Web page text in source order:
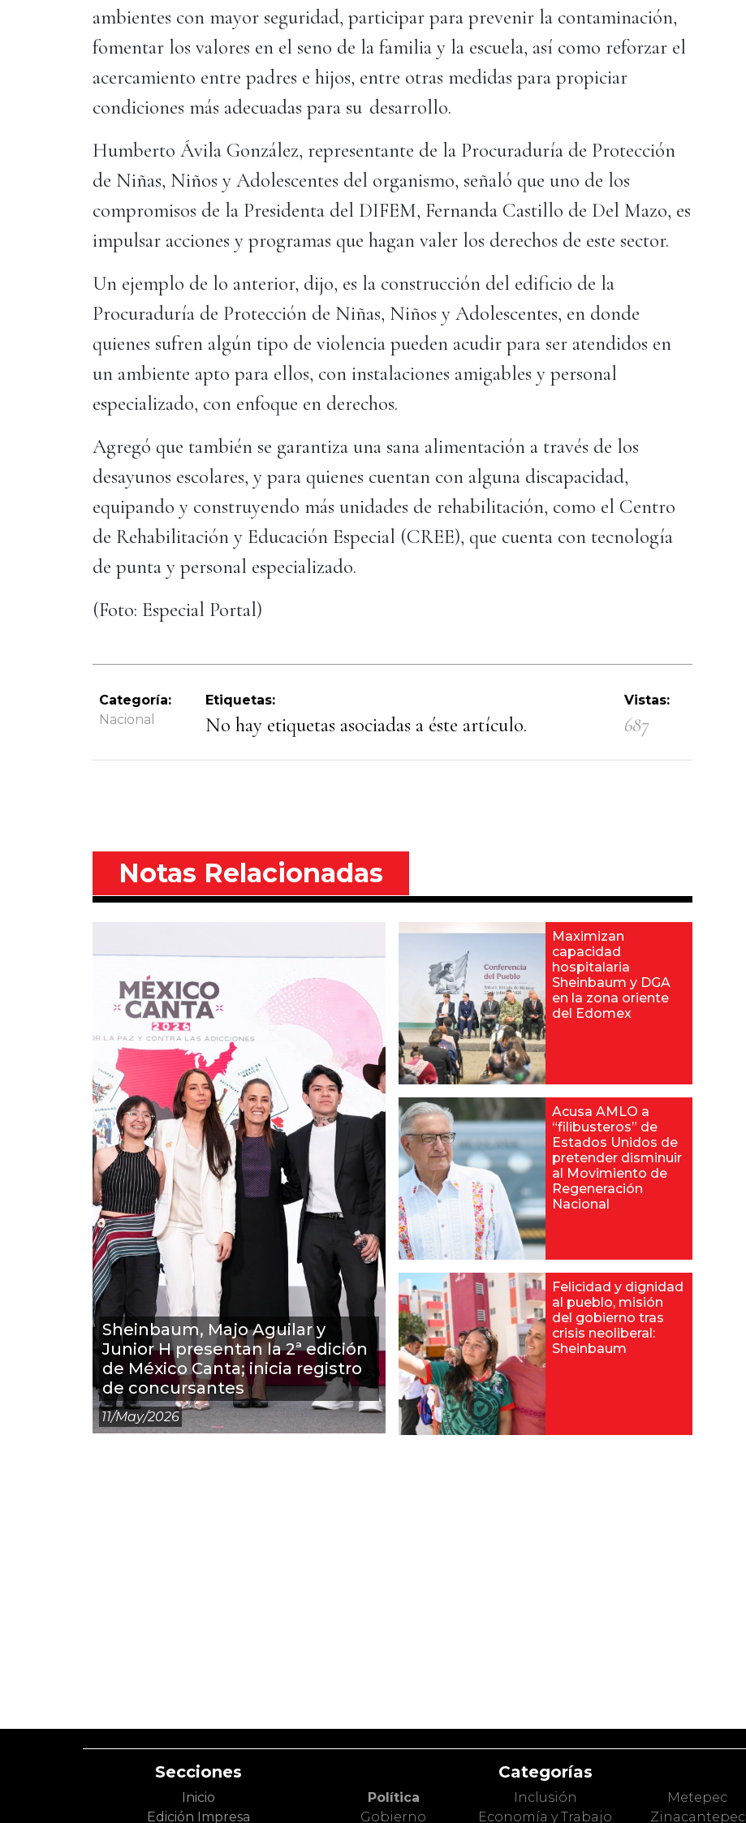
ambientes con mayor seguridad, participar para prevenir la contaminación,
fomentar los valores en el seno de la familia y la escuela, así como reforzar el
acercamiento entre padres e hijos, entre otras medidas para propiciar
condiciones más adecuadas para su desarrollo.
Humberto Ávila González, representante de la Procuraduría de Protección
de Niñas, Niños y Adolescentes del organismo, señaló que uno de los
compromisos de la Presidenta del DIFEM, Fernanda Castillo de Del Mazo, es
impulsar acciones y programas que hagan valer los derechos de este sector.
Un ejemplo de lo anterior, dijo, es la construcción del edificio de la
Procuraduría de Protección de Niñas, Niños y Adolescentes, en donde
quienes sufren algún tipo de violencia pueden acudir para ser atendidos en
un ambiente apto para ellos, con instalaciones amigables y personal
especializado, con enfoque en derechos.
Agregó que también se garantiza una sana alimentación a través de los
desayunos escolares, y para quienes cuentan con alguna discapacidad,
equipando y construyendo más unidades de rehabilitación, como el Centro
de Rehabilitación y Educación Especial (CREE), que cuenta con tecnología
de punta y personal especializado.
(Foto: Especial Portal)
Categoría:
Nacional
Etiquetas:
No hay etiquetas asociadas a éste artículo.
Vistas:
687
Notas Relacionadas
Sheinbaum, Majo Aguilar y
Junior H presentan la 2ª edición
de México Canta; inicia registro
de concursantes
11/may/2026
Maximizan
capacidad
hospitalaria
Sheinbaum y DGA
en la zona oriente
del Edomex
Acusa AMLO a
“filibusteros” de
Estados Unidos de
pretender disminuir
al Movimiento de
Regeneración
Nacional
Felicidad y dignidad
al pueblo, misión
del gobierno tras
crisis neoliberal:
Sheinbaum
Secciones
Inicio
Edición Impresa
Categorías
Política
Gobierno
Inclusión
Economía y Trabajo
Metepec
Zinacantepec